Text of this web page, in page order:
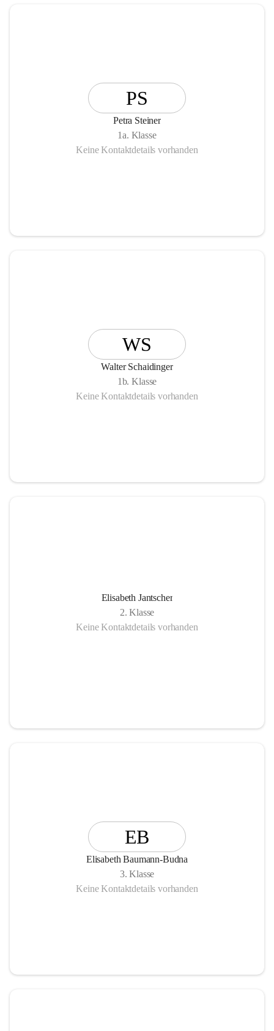
PS
Petra Steiner
1a. Klasse
Keine Kontaktdetails vorhanden
WS
Walter Schaidinger
1b. Klasse
Keine Kontaktdetails vorhanden
Elisabeth Jantscher
2. Klasse
Keine Kontaktdetails vorhanden
EB
Elisabeth Baumann-Budna
3. Klasse
Keine Kontaktdetails vorhanden